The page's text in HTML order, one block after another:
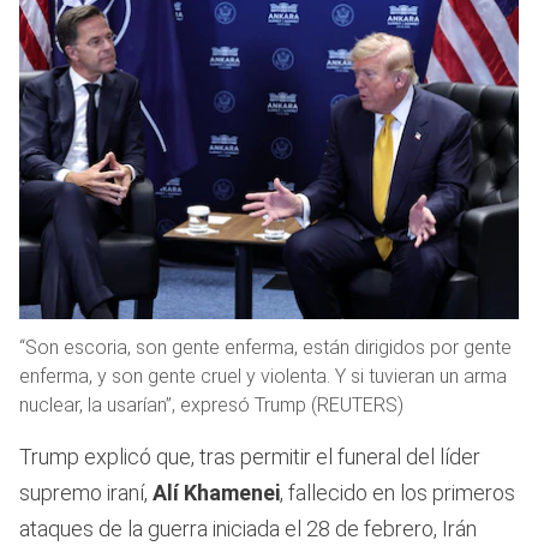
“Son escoria, son gente enferma, están dirigidos por gente
enferma, y son gente cruel y violenta. Y si tuvieran un arma
nuclear, la usarían”, expresó Trump (REUTERS)
Trump explicó que, tras permitir el funeral del líder
supremo iraní, Alí Khamenei, fallecido en los primeros
ataques de la guerra iniciada el 28 de febrero, Irán